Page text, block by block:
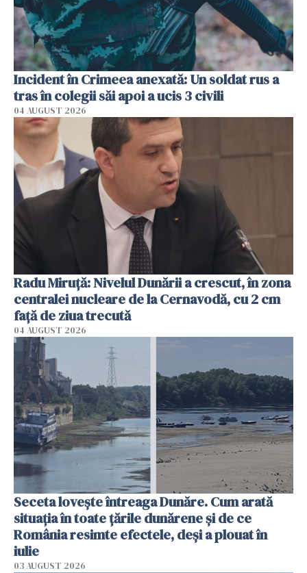
Incident în Crimeea anexată: Un soldat rus a
tras în colegii săi apoi a ucis 3 civili
04 AUGUST 2026
Radu Miruţă: Nivelul Dunării a crescut, în zona
centralei nucleare de la Cernavodă, cu 2 cm
faţă de ziua trecută
04 AUGUST 2026
Seceta lovește întreaga Dunăre. Cum arată
situația în toate țările dunărene și de ce
România resimte efectele, deși a plouat în
iulie
03 AUGUST 2026